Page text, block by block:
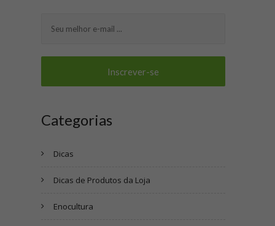
Categorias
Dicas
Dicas de Produtos da Loja
Enocultura